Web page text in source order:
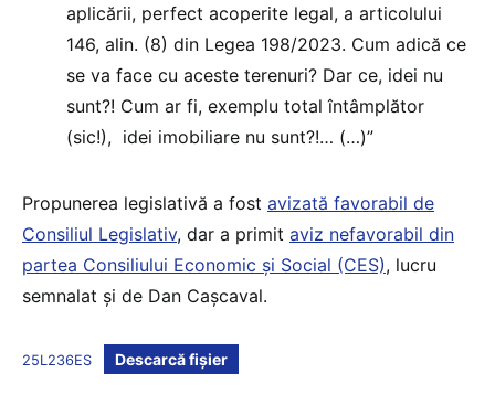
aplicării, perfect acoperite legal, a articolului
146, alin. (8) din Legea 198/2023. Cum adică ce
se va face cu aceste terenuri? Dar ce, idei nu
sunt?! Cum ar fi, exemplu total întâmplător
(sic!), idei imobiliare nu sunt?!… (…)”
Propunerea legislativă a fost avizată favorabil de
Consiliul Legislativ, dar a primit aviz nefavorabil din
partea Consiliului Economic și Social (CES), lucru
semnalat și de Dan Cașcaval.
25L236ES Descarcă fișier